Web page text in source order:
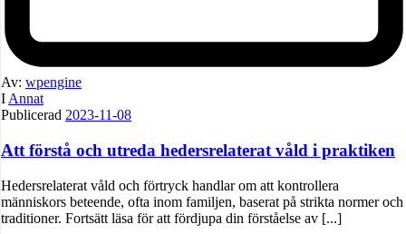
Av: wpengine
I Annat
Publicerad 2023-11-08
Att förstå och utreda hedersrelaterat våld i praktiken
Hedersrelaterat våld och förtryck handlar om att kontrollera
människors beteende, ofta inom familjen, baserat på strikta normer och
traditioner. Fortsätt läsa för att fördjupa din förståelse av [...]